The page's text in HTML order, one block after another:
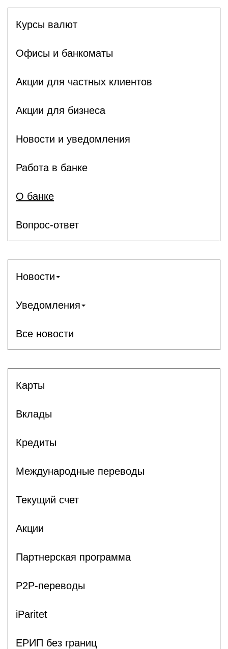
Курсы валют
Офисы и банкоматы
Акции для частных клиентов
Акции для бизнеса
Новости и уведомления
Работа в банке
О банке
Вопрос-ответ
Новости
Уведомления
Все новости
Карты
Вклады
Кредиты
Международные переводы
Текущий счет
Акции
Партнерская программа
P2P-переводы
iParitet
ЕРИП без границ